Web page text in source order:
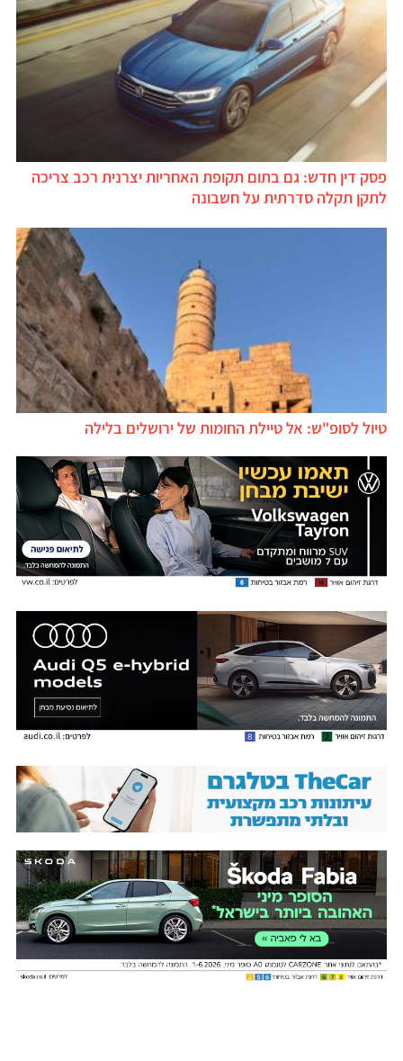
פסק דין חדש: גם בתום תקופת האחריות יצרנית רכב צריכה
לתקן תקלה סדרתית על חשבונה
טיול לסופ"ש: אל טיילת החומות של ירושלים בלילה